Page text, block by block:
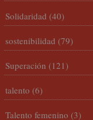
Solidaridad (40)
sostenibilidad (79)
Superación (121)
talento (6)
Talento femenino (3)